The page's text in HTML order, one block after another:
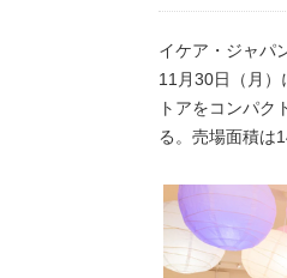
イケア・ジャパ
11月30日（月）
トアをコンパク
る。売場面積は